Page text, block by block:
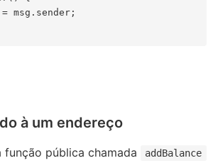
msg.sender;
à um endereço
função pública chamada addBalance